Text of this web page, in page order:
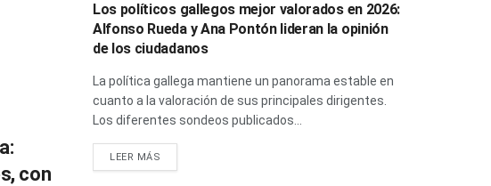
con
Los políticos gallegos mejor valorados en 2026:
Alfonso Rueda y Ana Pontón lideran la opinión
de los ciudadanos
La política gallega mantiene un panorama estable en
cuanto a la valoración de sus principales dirigentes.
Los diferentes sondeos publicados...
LEER MÁS